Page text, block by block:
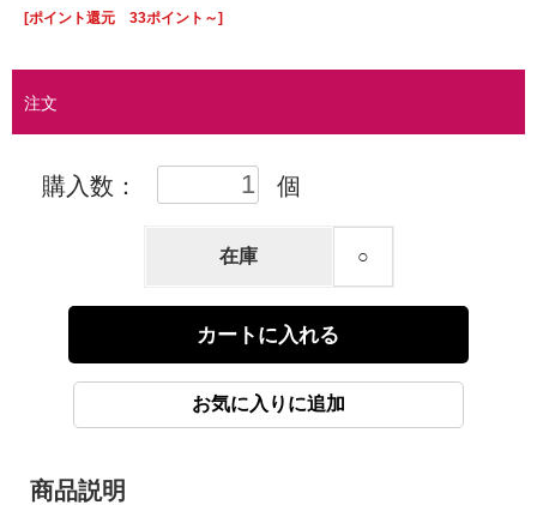
[ポイント還元 33ポイント～]
注文
購入数： 個
在庫 ○
商品説明